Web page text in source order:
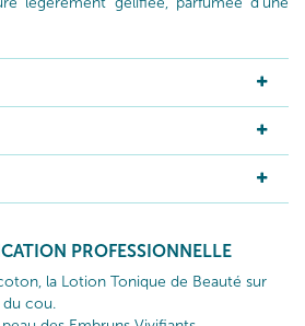
PROFESSIONNELLE
la Lotion Tonique de Beauté sur
du cou.